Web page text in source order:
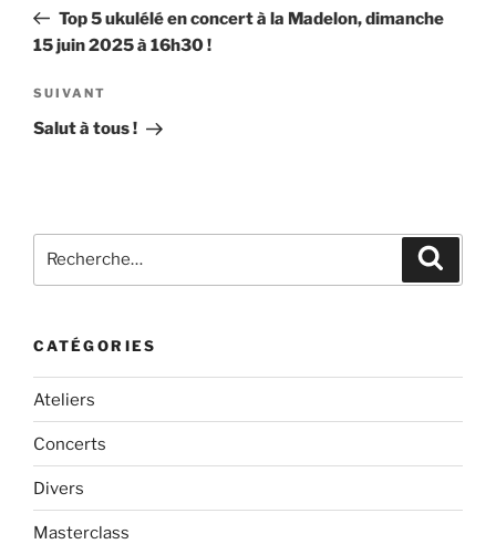
l’article
précédent
Top 5 ukulélé en concert à la Madelon, dimanche
15 juin 2025 à 16h30 !
Article
suivant
SUIVANT
Salut à tous !
pour
CATÉGORIES
Ateliers
Concerts
Divers
Masterclass